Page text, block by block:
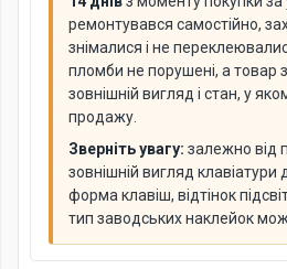
ремонтувався самостійно,
знімалися і не
пломби не порушені, а товар
зовнішній вигляд і стан, у
продажу.
Зверніть увагу: залежно від
зовнішній вигляд клавіатури
форма клавіш, відтінок
тип заводських наклейок